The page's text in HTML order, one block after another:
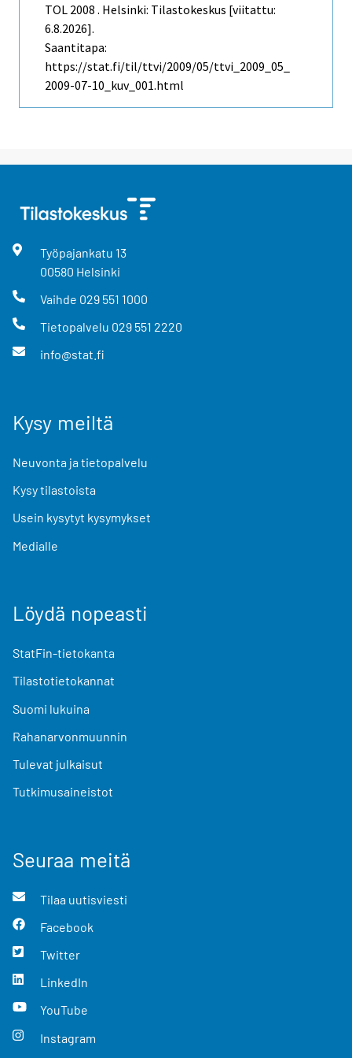
TOL 2008 . Helsinki: Tilastokeskus [viitattu:
6.8.2026].
Saantitapa:
https://stat.fi/til/ttvi/2009/05/ttvi_2009_05_
2009-07-10_kuv_001.html
Työpajankatu 13
00580 Helsinki
Vaihde 029 551 1000
Tietopalvelu 029 551 2220
info@stat.fi
Kysy meiltä
Neuvonta ja tietopalvelu
Kysy tilastoista
Usein kysytyt kysymykset
Medialle
Löydä nopeasti
StatFin-tietokanta
Tilastotietokannat
Suomi lukuina
Rahanarvonmuunnin
Tulevat julkaisut
Tutkimusaineistot
Seuraa meitä
Tilaa uutisviesti
Facebook
Twitter
LinkedIn
YouTube
Instagram